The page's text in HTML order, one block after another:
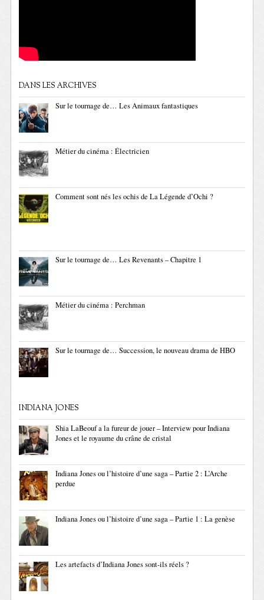
DANS LES ARCHIVES
Sur le tournage de… Les Animaux fantastiques
Métier du cinéma : Électricien
Comment sont nés les ochis de La Légende d’Ochi ?
Sur le tournage de… Les Revenants – Chapitre 1
Métier du cinéma : Perchman
Sur le tournage de… Succession, le nouveau drama de HBO
INDIANA JONES
Shia LaBeouf a la fureur de jouer – Interview pour Indiana
Jones et le royaume du crâne de cristal
Indiana Jones ou l’histoire d’une saga – Partie 2 : L’Arche
perdue
Indiana Jones ou l’histoire d’une saga – Partie 1 : La genèse
Les artefacts d’Indiana Jones sont-ils réels ?